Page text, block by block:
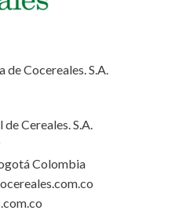
de Cocereales. S.A.
Cereales. S.A.
Colombia